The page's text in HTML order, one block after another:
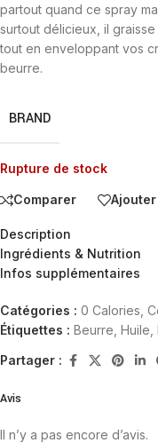
partout quand ce spray
surtout délicieux, il
tout en enveloppant vos
beurre.
BRAND
Rupture de stock
Comparer
Description
Ingrédients & Nutrition
Infos supplémentaires
Catégories : 0 Calories
Étiquettes : Beurre Huile
Partager :
Avis
Il n’y a pas encore d’avis.